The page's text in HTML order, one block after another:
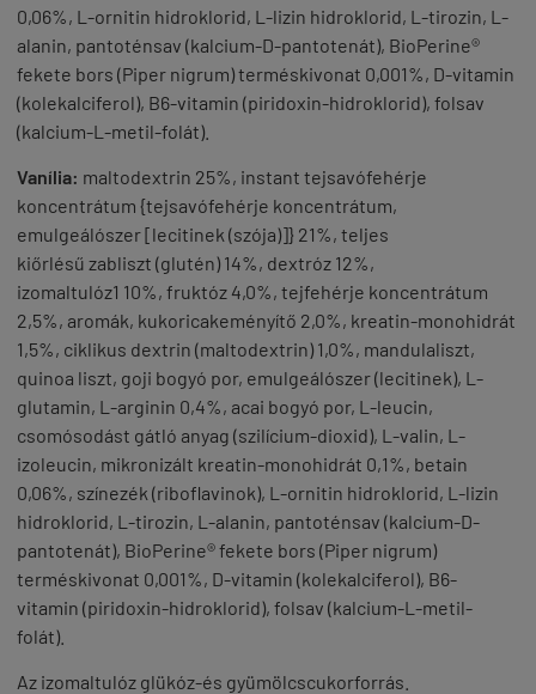
0,06%, L-ornitin hidroklorid, L-lizin hidroklorid, L-tirozin, L-
alanin, pantoténsav (kalcium-D-pantotenát), BioPerine®
fekete bors (Piper nigrum) terméskivonat 0,001%, D-vitamin
(kolekalciferol), B6-vitamin (piridoxin-hidroklorid), folsav
(kalcium-L-metil-folát).
Vanília: maltodextrin 25%, instant tejsavófehérje
koncentrátum {tejsavófehérje koncentrátum,
emulgeálószer [lecitinek (szója)]} 21%, teljes
kiőrlésű zabliszt (glutén) 14%, dextróz 12%,
izomaltulóz1 10%, fruktóz 4,0%, tejfehérje koncentrátum
2,5%, aromák, kukoricakeményítő 2,0%, kreatin-monohidrát
1,5%, ciklikus dextrin (maltodextrin) 1,0%, mandulaliszt,
quinoa liszt, goji bogyó por, emulgeálószer (lecitinek), L-
glutamin, L-arginin 0,4%, acai bogyó por, L-leucin,
csomósodást gátló anyag (szilícium-dioxid), L-valin, L-
izoleucin, mikronizált kreatin-monohidrát 0,1%, betain
0,06%, színezék (riboflavinok), L-ornitin hidroklorid, L-lizin
hidroklorid, L-tirozin, L-alanin, pantoténsav (kalcium-D-
pantotenát), BioPerine® fekete bors (Piper nigrum)
terméskivonat 0,001%, D-vitamin (kolekalciferol), B6-
vitamin (piridoxin-hidroklorid), folsav (kalcium-L-metil-
folát).
Az izomaltulóz glükóz-és gyümölcscukorforrás.